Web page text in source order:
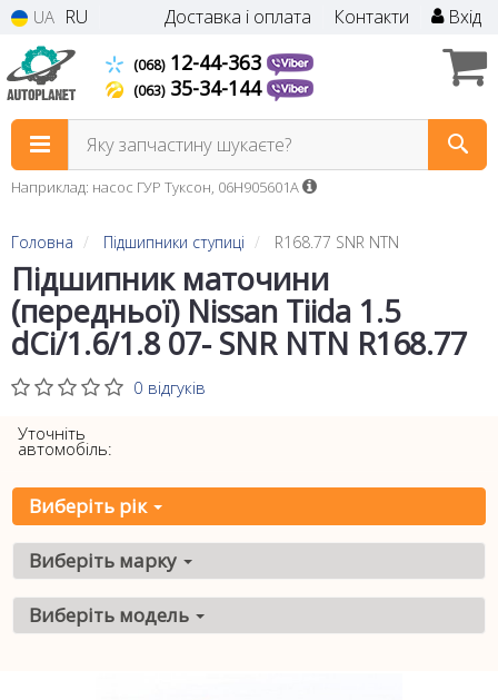
UA RU Доставка і оплата Контакти Вхід
(068)12-44-363
(063)35-34-144
Яку запчастину шукаєте?
Наприклад: насос ГУР Туксон, 06H905601A
Головна Підшипники ступиці R168.77 SNR NTN
Підшипник маточини
(передньої) Nissan Tiida 1.5
dCi/1.6/1.8 07- SNR NTN R168.77
0 відгуків
Уточніть
автомобіль:
Виберіть рік
Виберіть марку
Виберіть модель